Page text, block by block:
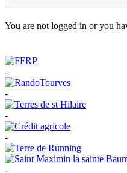
You are not logged in or you
-
-
-
-
-